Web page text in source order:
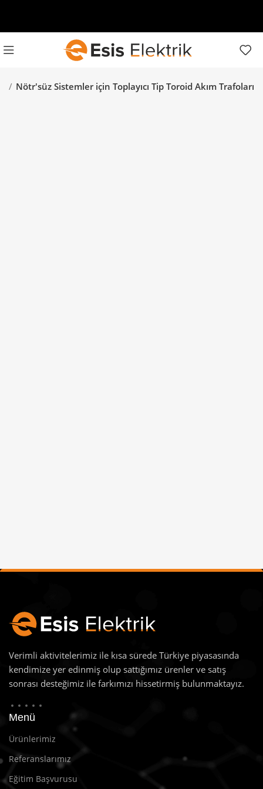
Nötr'süz Sistemler için Toplayıcı Tip Toroid Akım Trafoları
Verimli aktivitelerimiz ile kısa sürede Türkiye piyasasında
kendimize yer edinmiş olup sattığımız ürenler ve satış
sonrası desteğimiz ile farkımızı hissetirmiş bulunmaktayız.
Menü
Ürünlerimiz
Referanslarımız
Eğitim Başvurusu